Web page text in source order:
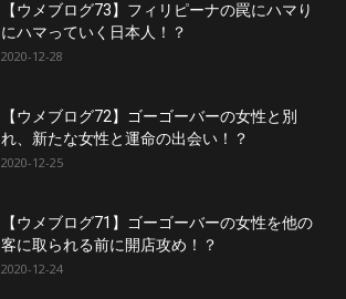
【ウメブログ73】フィリピーナの罠にハマり
にハマっていく日本人！？
2020-12-28
【ウメブログ72】ゴーゴーバーの女性と別
れ、新たな女性と運命の出会い！？
2020-12-25
【ウメブログ71】ゴーゴーバーの女性を他の
客に取られる前に開店攻め！？
2020-12-24